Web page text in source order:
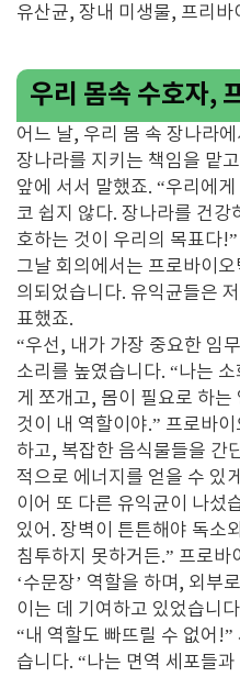
유산균, 장내 미생물, 프리바
우리 몸속 수호자,
어느 날, 우리 몸 속 장나라
장나라를 지키는 책임을 맡
앞에 서서 말했죠. “우리에
코 쉽지 않다. 장나라를 건
호하는 것이 우리의 목표다!”
그날 회의에서는 프로바이
의되었습니다. 유익균들은
표했죠.
“우선, 내가 가장 중요한 임
소리를 높였습니다. “나는
게 쪼개고, 몸이 필요로 하
것이 내 역할이야.” 프로바
하고, 복잡한 음식물들을 간
적으로 에너지를 얻을 수 있
이어 또 다른 유익균이 나섰
있어. 장벽이 튼튼해야 독소
침투하지 못하거든.” 프로
‘수문장’ 역할을 하며, 외부
이는 데 기여하고 있었습니
“내 역할도 빠뜨릴 수 없어
습니다. “나는 면역 세포들